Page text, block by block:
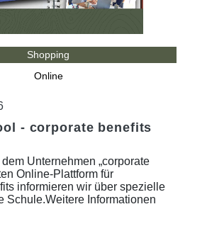
Shopping
Online
- corporate benefits
dem Unternehmen „corporate
Online-Plattform für
informieren wir über spezielle
Schule.Weitere Informationen